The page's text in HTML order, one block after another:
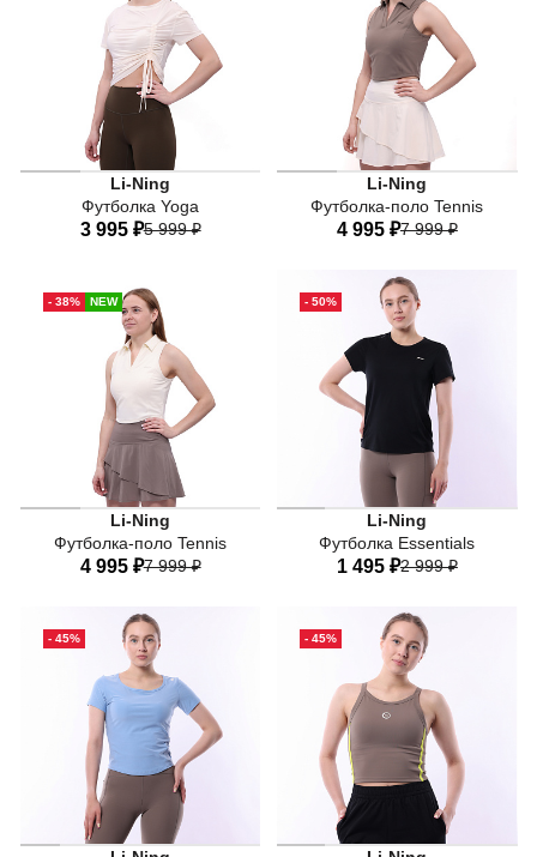
Li-Ning
Футболка Yoga
3 995 ₽5 999 ₽
40 42 44
50
Li-Ning
Футболка-поло Tennis
4 995 ₽7 999 ₽
40 44
50
- 38% NEW
Li-Ning
Футболка-поло Tennis
4 995 ₽7 999 ₽
40 44
50
- 50%
Li-Ning
Футболка Essentials
1 495 ₽2 999 ₽
40 44
50
- 45% - 45%